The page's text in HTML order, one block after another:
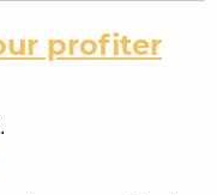
profiter